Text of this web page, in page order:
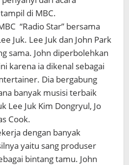
di MBC.
“Radio Star” bersama
Juk. Lee Juk dan John Park
sama. John diperbolehkan
karena ia dikenal sebagai
Dia bergabung
banyak musisi terbaik
Lee Juk Kim Dongryul, Jo
Cook.
dengan banyak
yaitu sang produser
bintang tamu. John